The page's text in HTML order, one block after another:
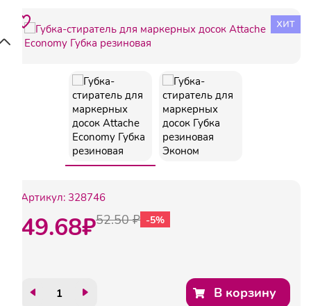
хит
Артикул: 328746
49.68₽52.50 ₽ -5%
В корзину